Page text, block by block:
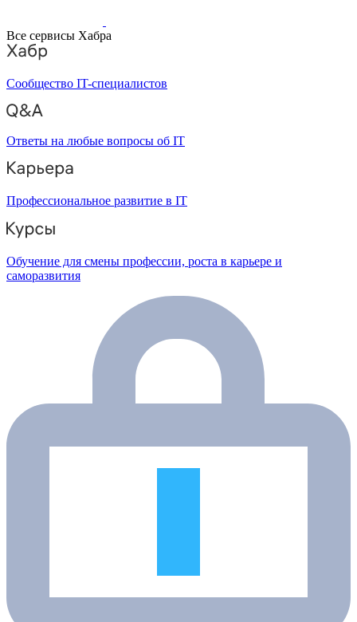
Все сервисы Хабра
Сообщество IT-специалистов
Ответы на любые вопросы об IT
Профессиональное развитие в IT
Обучение для смены профессии, роста в карьере и
саморазвития